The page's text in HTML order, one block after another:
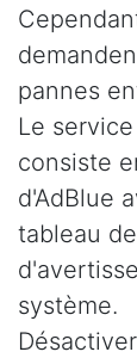
pannes
Le
consiste
d'AdBlue
tableau
système.